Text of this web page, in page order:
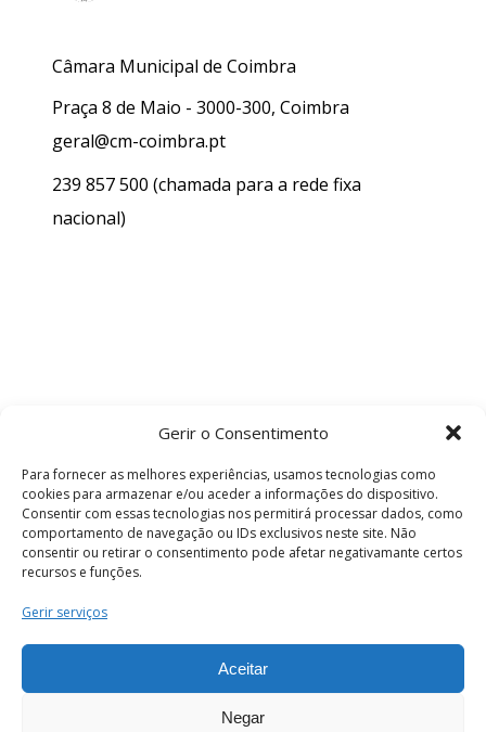
Gerir o Consentimento
Para fornecer as melhores experiências, usamos tecnologias como
cookies para armazenar e/ou aceder a informações do dispositivo.
Consentir com essas tecnologias nos permitirá processar dados, como
comportamento de navegação ou IDs exclusivos neste site. Não
consentir ou retirar o consentimento pode afetar negativamante certos
recursos e funções.
Gerir serviços
Aceitar
Negar
Câmara Municipal de Coimbra
Praça 8 de Maio - 3000-300, Coimbra
geral@cm-coimbra.pt
239 857 500 (chamada para a rede fixa
nacional)
Termos e Condições
os direitos reservados.